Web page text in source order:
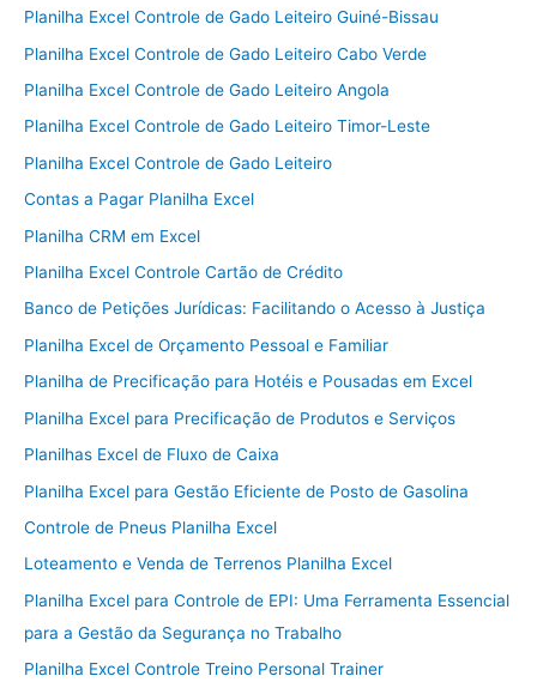
Planilha Excel Controle de Gado Leiteiro Guiné-Bissau
Planilha Excel Controle de Gado Leiteiro Cabo Verde
Planilha Excel Controle de Gado Leiteiro Angola
Planilha Excel Controle de Gado Leiteiro Timor-Leste
Planilha Excel Controle de Gado Leiteiro
Contas a Pagar Planilha Excel
Planilha CRM em Excel
Planilha Excel Controle Cartão de Crédito
Banco de Petições Jurídicas: Facilitando o Acesso à Justiça
Planilha Excel de Orçamento Pessoal e Familiar
Planilha de Precificação para Hotéis e Pousadas em Excel
Planilha Excel para Precificação de Produtos e Serviços
Planilhas Excel de Fluxo de Caixa
Planilha Excel para Gestão Eficiente de Posto de Gasolina
Controle de Pneus Planilha Excel
Loteamento e Venda de Terrenos Planilha Excel
Planilha Excel para Controle de EPI: Uma Ferramenta Essencial
para a Gestão da Segurança no Trabalho
Planilha Excel Controle Treino Personal Trainer